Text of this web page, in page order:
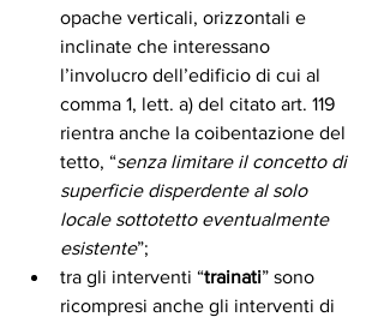
opache verticali, orizzontali e
inclinate che interessano
l’involucro dell’edificio di cui al
comma 1, lett. a) del citato art. 119
rientra anche la coibentazione del
tetto, “senza limitare il concetto di
superficie disperdente al solo
locale sottotetto eventualmente
esistente”;
tra gli interventi “trainati” sono
ricompresi anche gli interventi di